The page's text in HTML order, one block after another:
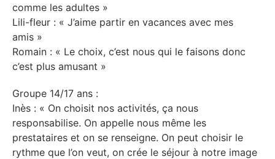
comme les adultes »
Lili-fleur : « J’aime partir en vacances avec mes
amis »
Romain : « Le choix, c’est nous qui le faisons donc
c’est plus amusant »
Groupe 14/17 ans :
Inès : « On choisit nos activités, ça nous
responsabilise. On appelle nous même les
prestataires et on se renseigne. On peut choisir le
rythme que l’on veut, on crée le séjour à notre image